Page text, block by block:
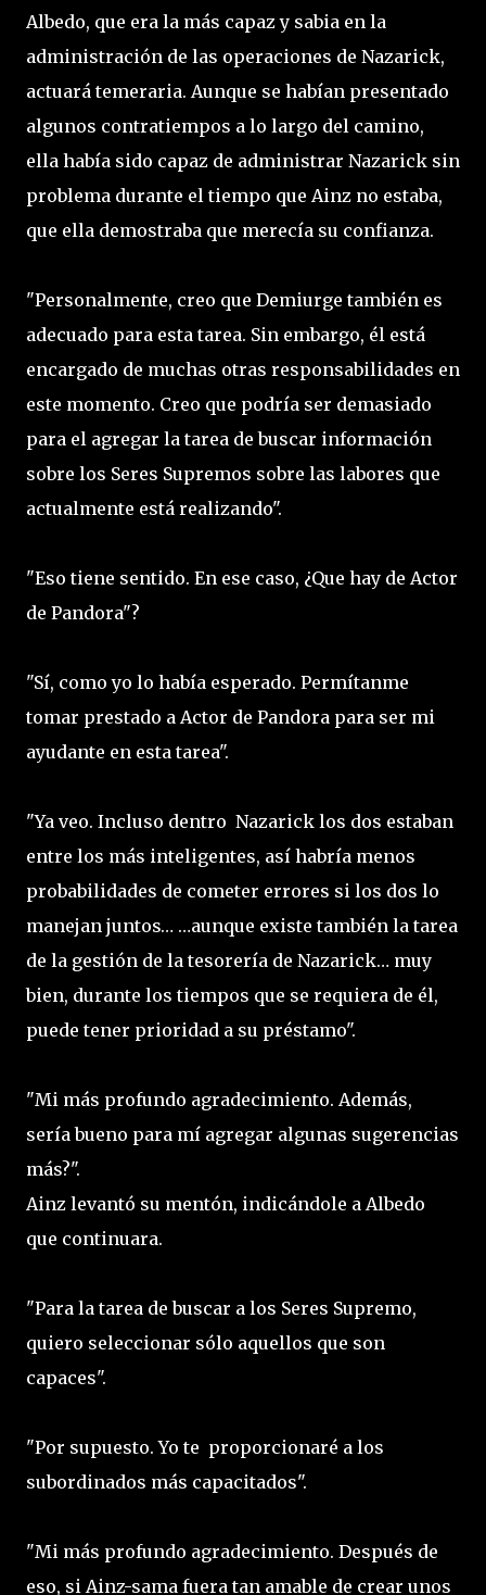
Albedo, que era la más capaz y sabia en la
administración de las operaciones de Nazarick,
actuará temeraria. Aunque se habían presentado
algunos contratiempos a lo largo del camino,
ella había sido capaz de administrar Nazarick sin
problema durante el tiempo que Ainz no estaba,
que ella demostraba que merecía su confianza.
"Personalmente, creo que Demiurge también es
adecuado para esta tarea. Sin embargo, él está
encargado de muchas otras responsabilidades en
este momento. Creo que podría ser demasiado
para el agregar la tarea de buscar información
sobre los Seres Supremos sobre las labores que
actualmente está realizando".
"Eso tiene sentido. En ese caso, ¿Que hay de Actor
de Pandora"?
"Sí, como yo lo había esperado. Permítanme
tomar prestado a Actor de Pandora para ser mi
ayudante en esta tarea".
"Ya veo. Incluso dentro Nazarick los dos estaban
entre los más inteligentes, así habría menos
probabilidades de cometer errores si los dos lo
manejan juntos… …aunque existe también la tarea
de la gestión de la tesorería de Nazarick… muy
bien, durante los tiempos que se requiera de él,
puede tener prioridad a su préstamo".
"Mi más profundo agradecimiento. Además,
sería bueno para mí agregar algunas sugerencias
más?".
Ainz levantó su mentón, indicándole a Albedo
que continuara.
"Para la tarea de buscar a los Seres Supremo,
quiero seleccionar sólo aquellos que son
capaces".
"Por supuesto. Yo te proporcionaré a los
subordinados más capacitados".
"Mi más profundo agradecimiento. Después de
eso, si Ainz-sama fuera tan amable de crear unos